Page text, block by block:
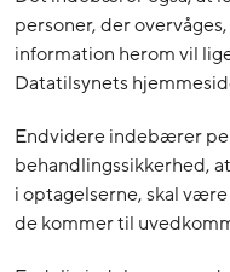
personer, der
information herom vil
Datatilsynets
Endvidere indebærer
behandlingssikkerhed,
i optagelserne, skal
de kommer til